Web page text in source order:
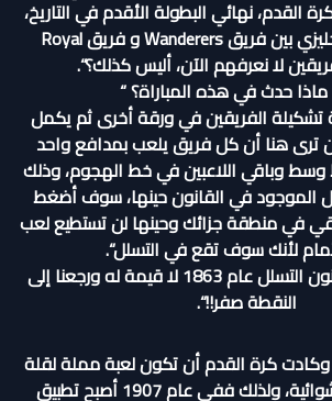
القدم، نهائي البطولة الأقدم في التاريخ،
كأس الإتحاد الإنجليزي بين فريق Wanderers و فريق Royal
حدث في هذه المباراة؟ “
تشكيلة الفريقين في ورقة أخرى ثم يكمل
ترى هنا أن كل فريق يلعب بمدافع واحد
وسط وباقي اللاعبين في خط الهجوم، وذلك
الموجود في القانون حينها، سوف أضغط
في منطقة جزائك وحينها لن تستطيع لعب
لأنك سوف تقع في التسلل“.
توم: “بذلك أصبح قانون التسلل عام 1863 لا قيمة له ورجعنا إلى
النقطة صفر!!“.
كرة القدم أن تكون لعبة مملة لقلة
الإثارة وزيادة العشوائية، ولذلك ففي عام 1907 أصبح تطبيق